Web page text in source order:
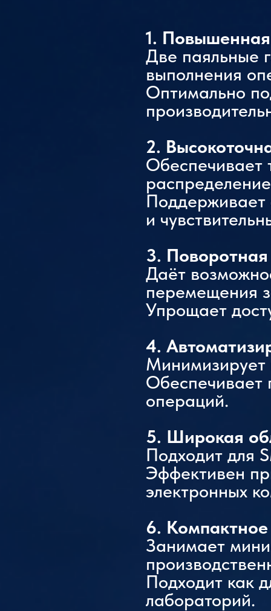
Количество осей
станка
5 осей
Электрический
5 А
давление
воздуха
1.
Две паяльные
выполнения
Оптимально
2.
Обеспечивает
Поддерживает
и
3. Поворотная
Даёт
перемещения
Упрощает
4.
Минимизирует
Обеспечивает
операций.
5. Широкая
Подходит для
Эффективен
электронных
6.
Занимает
Подходит как
лабораторий.